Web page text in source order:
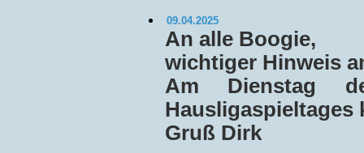
09.04.2025
An alle Boogie,
wichtiger Hinweis
Am Dienstag
Hausligaspieltages
Gruß Dirk